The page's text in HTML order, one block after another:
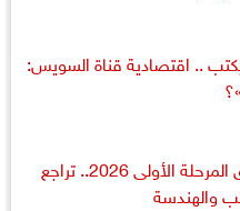
.. اقتصادية قناة السويس:
مؤشرات تنسيق المرحلة الأولى 2026.. تراجع
والهندسة